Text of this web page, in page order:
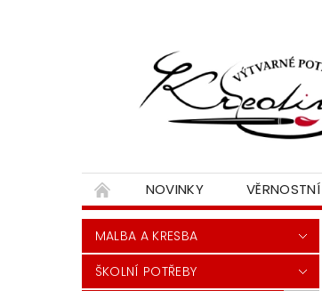
NOVINKY
MALBA A KRESBA
ŠKOLNÍ POTŘEBY